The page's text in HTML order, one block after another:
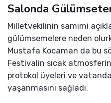
Salonda
Milletvekilinin samimi
gülümsemelere neden
Mustafa Kocaman da bu
Festivalin sıcak
protokol üyeleri ve
yaşanmasını sağladı.